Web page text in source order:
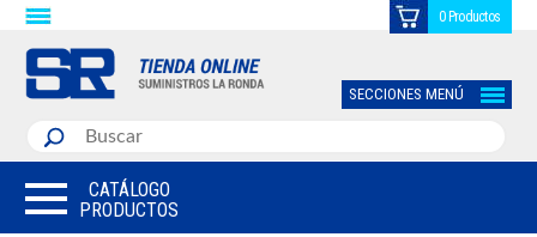
0 Productos
SECCIONES MENÚ
CATÁLOGO
PRODUCTOS